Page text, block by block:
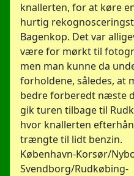
knallerten, for at køre
hurtig
Bagenkop. Det var
være for mørkt til
men man kunne da
forholdene, således, at
bedre forberedt næste
gik turen tilbage til
hvor knallerten
trængte til lidt benzin.
København-Korsør/
Svendborg/Rudkøbing-